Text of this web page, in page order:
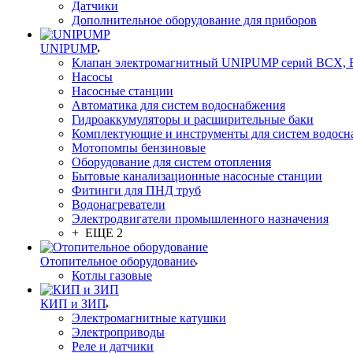
Датчики
Дополнительное оборудование для приборов
UNIPUMP
Клапан электромагнитный UNIPUMP серий BCX,
Насосы
Насосные станции
Автоматика для систем водоснабжения
Гидроаккумуляторы и расширительные баки
Комплектующие и инструменты для систем
Мотопомпы бензиновые
Оборудование для систем отопления
Бытовые канализационные насосные станции
Фитинги для ПНД труб
Водонагреватели
Электродвигатели промышленного назначения
+ ЕЩЕ 2
Отопительное оборудование
Котлы газовые
КИП и ЗИП
Электромагнитные катушки
Электроприводы
Реле и датчики